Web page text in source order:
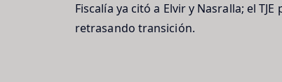
Fiscalía ya citó a Elvir y Nasralla; el
retrasando transición.